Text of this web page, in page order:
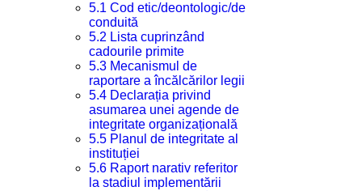
5.1 Cod etic/deontologic/de
conduită
5.2 Lista cuprinzând
cadourile primite
5.3 Mecanismul de
raportare a încălcărilor legii
5.4 Declarația privind
asumarea unei agende de
integritate organizațională
5.5 Planul de integritate al
instituției
5.6 Raport narativ referitor
la stadiul implementării